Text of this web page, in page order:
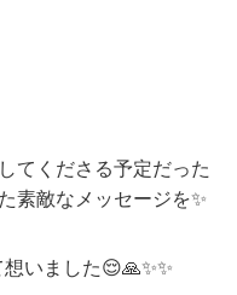
てくださる予定だった
素敵なメッセージを✨
いました😌🙏✨✨